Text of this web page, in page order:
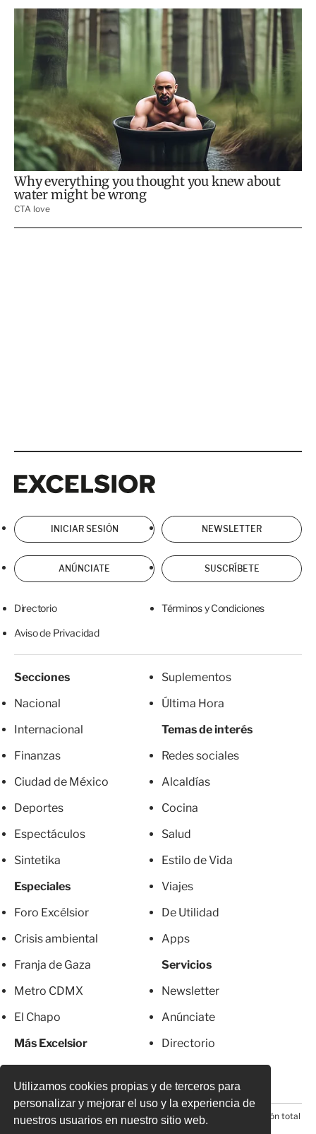
Utilizamos cookies propias y de terceros para
personalizar y mejorar el uso y la experiencia de
nuestros usuarios en nuestro sitio web.
INICIAR SESIÓN NEWSLETTER
ANÚNCIATE SUSCRÍBETE
Directorio Términos y Condiciones
Aviso de Privacidad
Secciones
Nacional
Internacional
Finanzas
Ciudad de México
Deportes
Espectáculos
Sintetika
Especiales
Foro Excélsior
Crisis ambiental
Franja de Gaza
Metro CDMX
El Chapo
Más Excelsior
Mujeres
Suplementos
Última Hora
Temas de interés
Redes sociales
Alcaldías
Cocina
Salud
Estilo de Vida
Viajes
De Utilidad
Apps
Servicios
Newsletter
Anúnciate
Directorio
Suscripciones
© 2026 Todos los derechos reservados. Prohibida la reproducción total
o parcial, incluyendo cualquier medio electrónico*